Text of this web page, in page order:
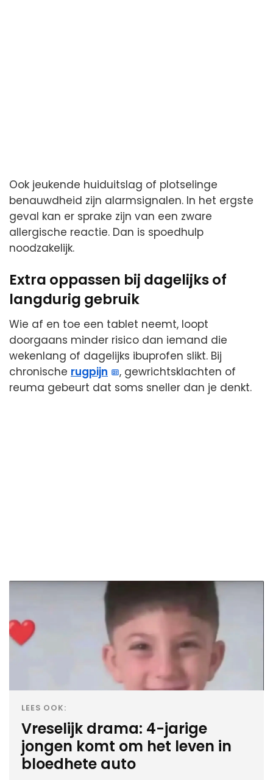
Ook jeukende huiduitslag of plotselinge
benauwdheid zijn alarmsignalen. In het ergste
geval kan er sprake zijn van een zware
allergische reactie. Dan is spoedhulp
noodzakelijk.
Extra oppassen bij dagelijks of
langdurig gebruik
Wie af en toe een tablet neemt, loopt
doorgaans minder risico dan iemand die
wekenlang of dagelijks ibuprofen slikt. Bij
chronische rugpijn
, gewrichtsklachten of
reuma gebeurt dat soms sneller dan je denkt.
LEES OOK:
Vreselijk drama: 4-jarige
jongen komt om het leven in
bloedhete auto